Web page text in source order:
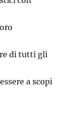
di tutti gli
a scopi